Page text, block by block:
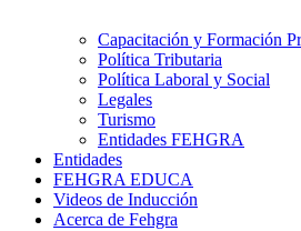
Capacitación y Formación
Política Tributaria
Política Laboral y Social
Legales
Turismo
Entidades FEHGRA
Entidades
FEHGRA EDUCA
Videos de Inducción
Acerca de Fehgra